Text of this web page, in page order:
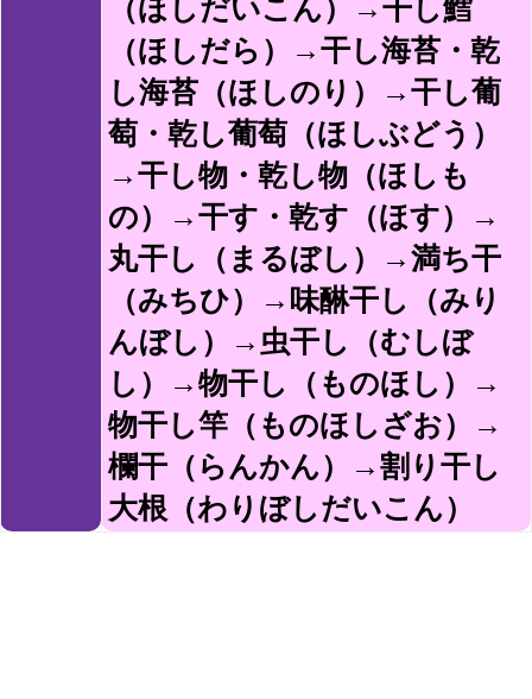
（ほしだら）→干し海苔・乾
し海苔（ほしのり）→干し葡
萄・乾し葡萄（ほしぶどう）
→干し物・乾し物（ほしも
の）→干す・乾す（ほす）→
丸干し（まるぼし）→満ち干
（みちひ）→味醂干し（みり
んぼし）→虫干し（むしぼ
し）→物干し（ものほし）→
物干し竿（ものほしざお）→
欄干（らんかん）→割り干し
大根（わりぼしだいこん）